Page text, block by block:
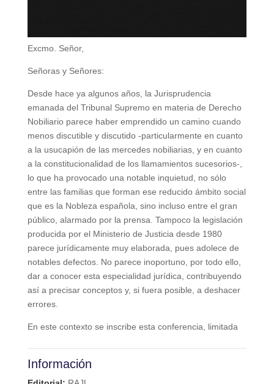
Excmo. Señor,
Señoras y Señores:
Desde hace ya algunos años, la Jurisprudencia
emanada del Tribunal Supremo en materia de Derecho
Nobiliario parece haber emprendido un camino cuando
menos discutible y discutido -particularmente en cuanto
a la usucapión de las mercedes nobiliarias, y en cuanto
a la constitucionalidad de los llamamientos sucesorios-,
lo que ha provocado una notable inquietud, no sólo
entre las familias que forman ese reducido ámbito social
que es la Nobleza española, sino incluso entre el gran
público, alarmado por la prensa. Tampoco la legislación
producida por el Ministerio de Justicia desde 1980
parece jurídicamente muy elaborada, pues adolece de
notables defectos. No parece inoportuno, por todo ello,
dar a conocer esta especialidad jurídica, contribuyendo
así a precisar conceptos y, si fuera posible, a deshacer
errores.
En este contexto se inscribe esta conferencia, limitada
Información